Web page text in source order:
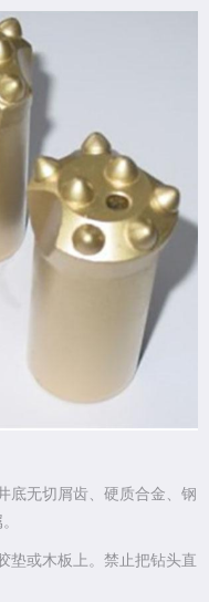
底无切屑齿、硬质合金、钢
垫或木板上。禁止把钻头直